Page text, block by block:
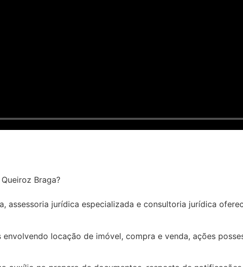
Braga?
assessoria jurídica especializada e consultoria jurídica
locação de imóvel, compra e venda, ações